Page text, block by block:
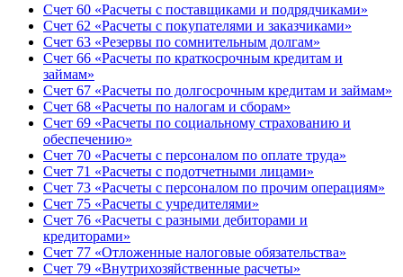
Счет 60 «Расчеты с поставщиками и подрядчиками»
Счет 62 «Расчеты с покупателями и заказчиками»
Счет 63 «Резервы по сомнительным долгам»
Счет 66 «Расчеты по краткосрочным кредитам и
займам»
Счет 67 «Расчеты по долгосрочным кредитам и займам»
Счет 68 «Расчеты по налогам и сборам»
Счет 69 «Расчеты по социальному страхованию и
обеспечению»
Счет 70 «Расчеты с персоналом по оплате труда»
Счет 71 «Расчеты с подотчетными лицами»
Счет 73 «Расчеты с персоналом по прочим операциям»
Счет 75 «Расчеты с учредителями»
Счет 76 «Расчеты с разными дебиторами и
кредиторами»
Счет 77 «Отложенные налоговые обязательства»
Счет 79 «Внутрихозяйственные расчеты»